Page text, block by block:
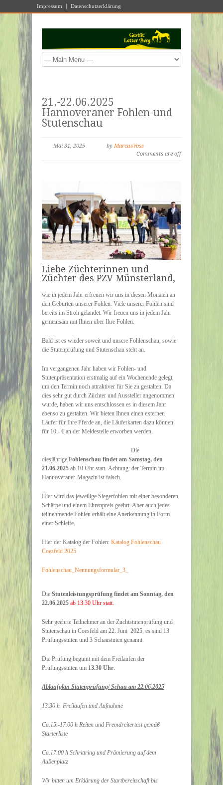
Impressum Datenschutzerklärung
21.-22.06.2025
Hannoveraner Fohlen-und
Stutenschau
Mai 31, 2025 by MarcusVoss
Comments are off
Liebe Züchterinnen und
Züchter des PZV Münsterland,
wie in jedem Jahr erfreuen wir uns in diesen Monaten an
den Geburten unserer Fohlen. Viele unserer Fohlen sind
bereits im Stroh gelandet. Wir freuen uns in jedem Jahr
gemeinsam mit Ihnen über Ihre Fohlen.
Bald ist es wieder soweit und unsere Fohlenschau, sowie
die Stutenprüfung und Stutenschau steht an.
Im vergangenen Jahr haben wir Fohlen- und
Stutenpräsentation erstmalig auf ein Wochenende gelegt,
um den Termin noch attraktiver für Sie zu gestalten. Da
dies sehr gut durch Züchter und Aussteller angenommen
wurde, haben wir uns entschlossen es in diesem Jahr
ebenso zu gestalten. Wir bieten Ihnen einen externen
Läufer für Ihre Pferde an, die Läuferkarten dazu können
für 10,- € an der Meldestelle erworben werden.
Die
diesjährige Fohlenschau findet am Samstag, den
21.06.2025 ab 10 Uhr statt. Achtung: der Termin im
Hannoveraner-Magazin ist falsch.
Hier wird das jeweilige Siegerfohlen mit einer besonderen
Schärpe und einem Ehrenpreis geehrt. Aber auch jedes
teilnehmende Fohlen erhält eine Anerkennung in Form
einer Schleife.
Hier der Katalog der Fohlen: Katalog Fohlenschau
Coesfeld 2025
Fohlenschau_Nennungsformular_3_
Die Stutenleistungsprüfung findet am Sonntag, den
22.06.2025 ab 13:30 Uhr statt.
Sehr geehrte Teilnehmer an der Zuchtstutenprüfung und
Stutenschau in Coesfeld am 22. Juni 2025, es sind 13
Prüfungsstuten und 3 Schaustuten genannt.
Die Prüfung beginnt mit dem Freilaufen der
Prüfungsstuten um 13.30 Uhr
Ablaufplan Stutenprüfung/ Schau am 22.06.2025
13.30 h Freilaufen und Aufnahme
Ca.15.-17.00 h Reiten und Fremdreitertest gemäß
Starterliste
Ca.17.00 h Schrittring und Prämierung auf dem
Außenplatz
Wir bitten um Erklärung der Startbereitschaft bis